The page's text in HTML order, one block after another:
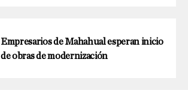
Empresarios de Mahahual esperan inicio
de obras de modernización